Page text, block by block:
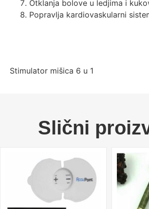
Otklanja bolove u ledjima i
Popravlja kardiovaskularni
Stimulator mišica 6 u 1
Slični